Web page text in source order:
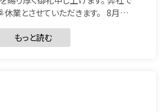
休業とさせていただきます。 8月…
もっと読む